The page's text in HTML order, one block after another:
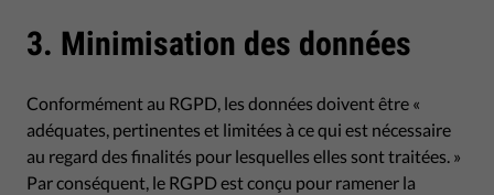
3. Minimisation des données
Conformément au RGPD, les données doivent être «
adéquates, pertinentes et limitées à ce qui est nécessaire
au regard des finalités pour lesquelles elles sont traitées. »
Par conséquent, le RGPD est conçu pour ramener la